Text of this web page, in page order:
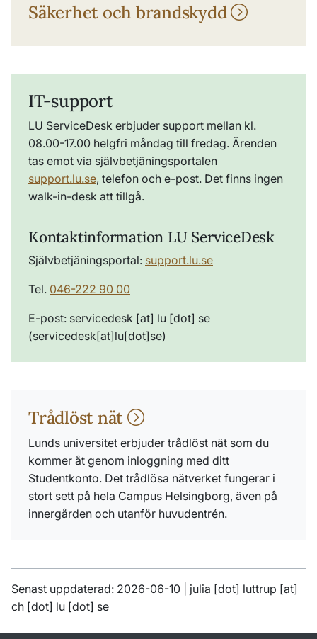
Säkerhet och brandskydd
IT-support
LU ServiceDesk erbjuder support mellan kl.
08.00-17.00 helgfri måndag till fredag. Ärenden
tas emot via självbetjäningsportalen
support.lu.se, telefon och e-post. Det finns ingen
walk-in-desk att tillgå.
Kontaktinformation LU ServiceDesk
Självbetjäningsportal: support.lu.se
Tel. 046-222 90 00
E-post: servicedesk [at] lu [dot] se
(servicedesk[at]lu[dot]se)
Trådlöst nät
Lunds universitet erbjuder trådlöst nät som du
kommer åt genom inloggning med ditt
Studentkonto. Det trådlösa nätverket fungerar i
stort sett på hela Campus Helsingborg, även på
innergården och utanför huvudentrén.
Senast uppdaterad: 2026-06-10 | julia [dot] luttrup [at]
ch [dot] lu [dot] se